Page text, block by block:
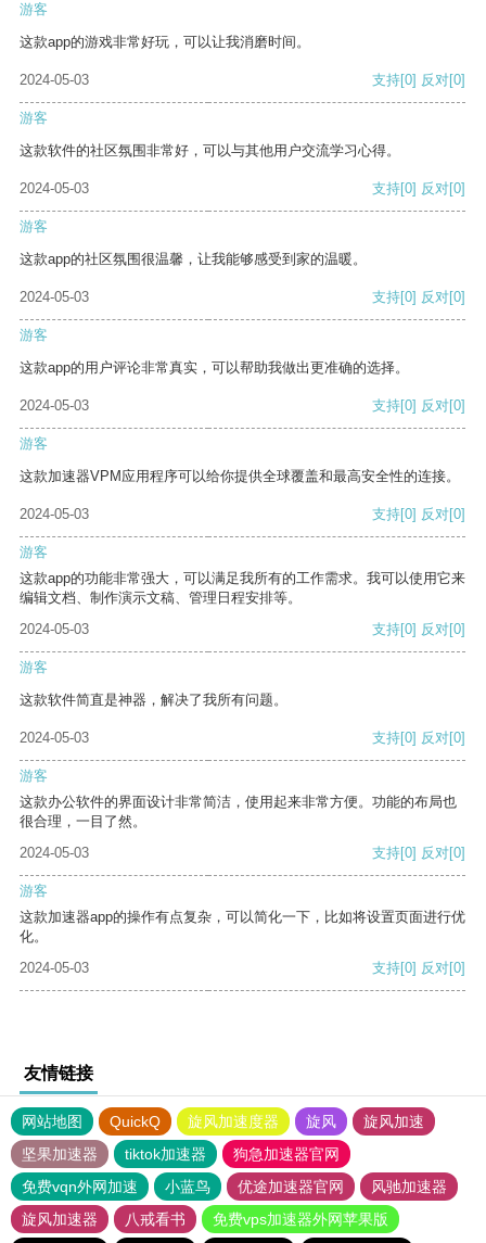
游客
这款app的游戏非常好玩，可以让我消磨时间。
2024-05-03 支持[0] 反对[0]
游客
这款软件的社区氛围非常好，可以与其他用户交流学习心得。
2024-05-03 支持[0] 反对[0]
游客
这款app的社区氛围很温馨，让我能够感受到家的温暖。
2024-05-03 支持[0] 反对[0]
游客
这款app的用户评论非常真实，可以帮助我做出更准确的选择。
2024-05-03 支持[0] 反对[0]
游客
这款加速器VPM应用程序可以给你提供全球覆盖和最高安全性的连接。
2024-05-03 支持[0] 反对[0]
游客
这款app的功能非常强大，可以满足我所有的工作需求。我可以使用它来
编辑文档、制作演示文稿、管理日程安排等。
2024-05-03
支持[0] 反对[0]
游客
这款软件简直是神器，解决了我所有问题。
2024-05-03 支持[0] 反对[0]
游客
这款办公软件的界面设计非常简洁，使用起来非常方便。功能的布局也
很合理，一目了然。
2024-05-03
支持[0] 反对[0]
游客
这款加速器app的操作有点复杂，可以简化一下，比如将设置页面进行优
化。
2024-05-03
支持[0] 反对[0]
友情链接
网站地图 QuickQ 旋风加速度器 旋风
旋风加速
坚果加速器
tiktok加速器
狗急加速器官网
免费vqn外网加速
小蓝鸟 优途加速器官网
风驰加速器
旋风加速器
八戒看书 免费vps加速器外网苹果版